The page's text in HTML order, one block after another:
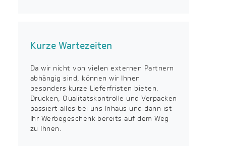
Kurze Wartezeiten
Da wir nicht von vielen externen Partnern
abhängig sind, können wir Ihnen
besonders kurze Lieferfristen bieten.
Drucken, Qualitätskontrolle und Verpacken
passiert alles bei uns Inhaus und dann ist
Ihr Werbegeschenk bereits auf dem Weg
zu Ihnen.